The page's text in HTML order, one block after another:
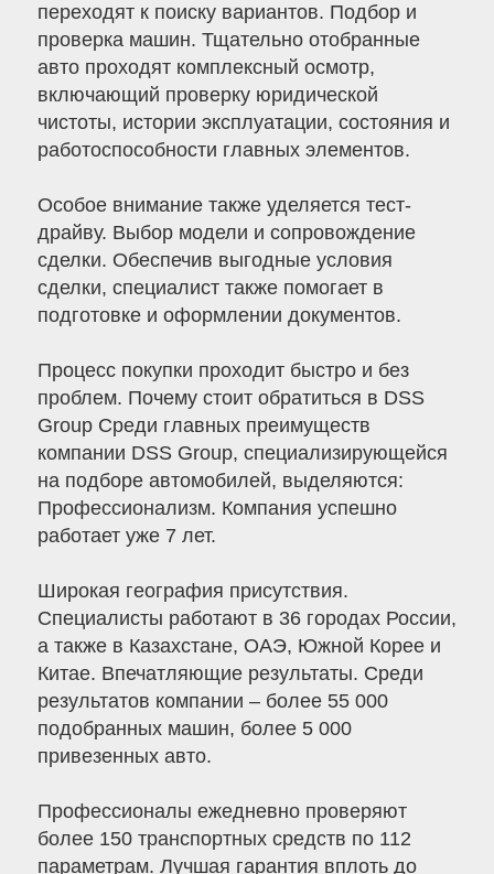
переходят к поиску вариантов. Подбор и
проверка машин. Тщательно отобранные
авто проходят комплексный осмотр,
включающий проверку юридической
чистоты, истории эксплуатации, состояния и
работоспособности главных элементов.
Особое внимание также уделяется тест-
драйву. Выбор модели и сопровождение
сделки. Обеспечив выгодные условия
сделки, специалист также помогает в
подготовке и оформлении документов.
Процесс покупки проходит быстро и без
проблем. Почему стоит обратиться в DSS
Group Среди главных преимуществ
компании DSS Group, специализирующейся
на подборе автомобилей, выделяются:
Профессионализм. Компания успешно
работает уже 7 лет.
Широкая география присутствия.
Специалисты работают в 36 городах России,
а также в Казахстане, ОАЭ, Южной Корее и
Китае. Впечатляющие результаты. Среди
результатов компании – более 55 000
подобранных машин, более 5 000
привезенных авто.
Профессионалы ежедневно проверяют
более 150 транспортных средств по 112
параметрам. Лучшая гарантия вплоть до